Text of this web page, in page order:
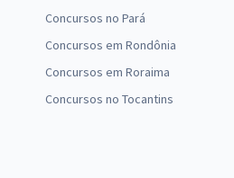
Concursos no Pará
Concursos em Rondônia
Concursos em Roraima
Concursos no Tocantins